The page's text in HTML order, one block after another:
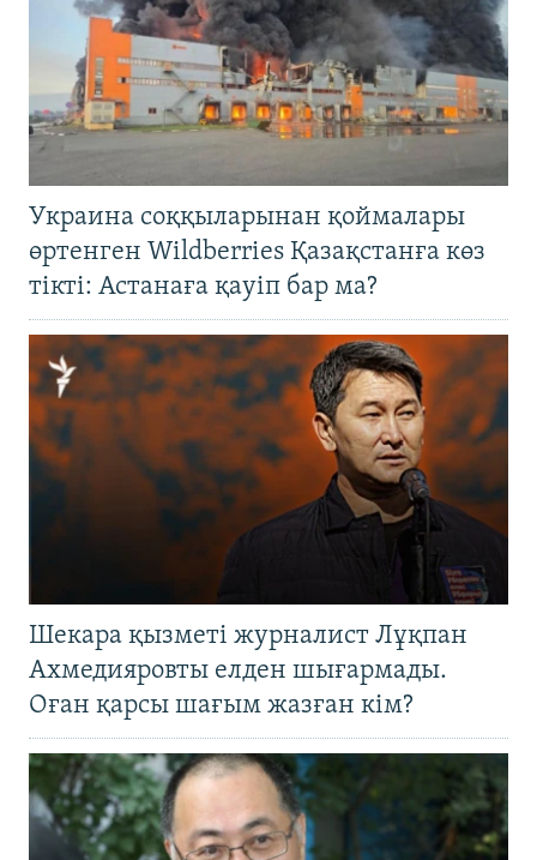
Украина соққыларынан қоймалары
өртенген Wildberries Қазақстанға көз
тікті: Астанаға қауіп бар ма?
Шекара қызметі журналист Лұқпан
Ахмедияровты елден шығармады.
Оған қарсы шағым жазған кім?